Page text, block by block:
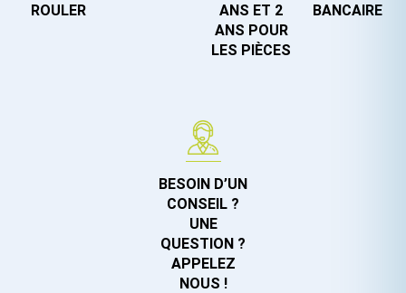
ROULER
ANS ET 2
ANS POUR
LES PIÈCES
BANCAIRE
BESOIN D’UN
CONSEIL ?
UNE
QUESTION ?
APPELEZ
NOUS !